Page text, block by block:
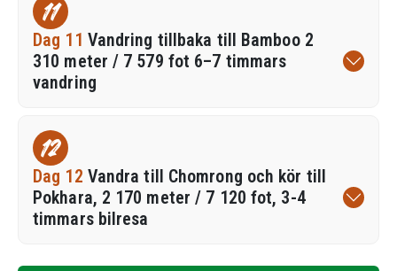
11
Dag 11 Vandring tillbaka till Bamboo 2
310 meter / 7 579 fot 6–7 timmars
vandring
12
Dag 12 Vandra till Chomrong och kör till
Pokhara, 2 170 meter / 7 120 fot, 3-4
timmars bilresa